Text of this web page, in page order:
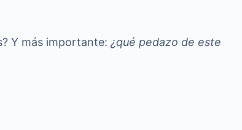
Y más importante: ¿qué pedazo de este